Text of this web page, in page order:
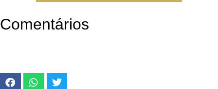
Comentários